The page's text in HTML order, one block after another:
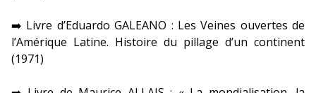
➡️ Livre d’Eduardo GALEANO : Les Veines ouvertes de
l’Amérique Latine. Histoire du pillage d’un continent
(1971)